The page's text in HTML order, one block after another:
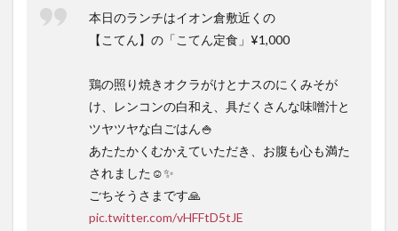
本日のランチはイオン倉敷近くの
【こてん】の「こてん定食」¥1,000
鶏の照り焼きオクラがけとナスのにくみそが
け、レンコンの白和え、具だくさんな味噌汁と
ツヤツヤな白ごはん🍚
あたたかくむかえていただき、お腹も心も満た
されました☺️✨
ごちそうさまです🙏
pic.twitter.com/vHFFtD5tJE